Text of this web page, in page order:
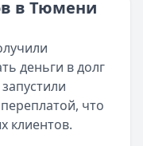
свежая
прямо сегодня?
в Тюмени
деньги в долг
что
клиентов.